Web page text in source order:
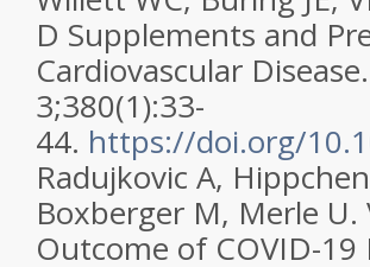
D Supplements and
Cardiovascular
3;380(1):33-
44. https://doi.org/
Radujkovic A,
Boxberger M, Merle
Outcome of COVID-